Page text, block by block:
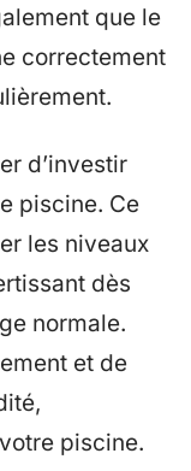
que le
correctement
d’investir
piscine. Ce
les niveaux
dès
normale.
et de
piscine.